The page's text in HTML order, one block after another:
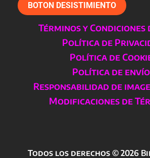
BOTON DESISTIMIENTO
Términos y Condiciones
Política de
Política de
Política de
Responsabilidad de
Modificaciones de
Todos los derechos © 2026